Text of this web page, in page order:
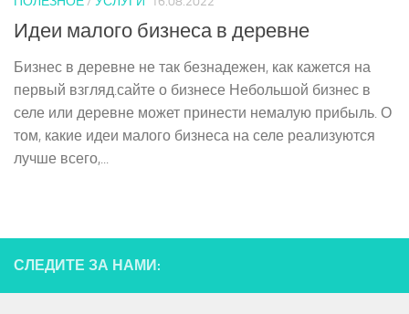
Идеи малого бизнеса в деревне
Бизнес в деревне не так безнадежен, как кажется на
первый взгляд.сайте о бизнесе Небольшой бизнес в
селе или деревне может принести немалую прибыль. О
том, какие идеи малого бизнеса на селе реализуются
лучше всего,...
СЛЕДИТЕ ЗА НАМИ: